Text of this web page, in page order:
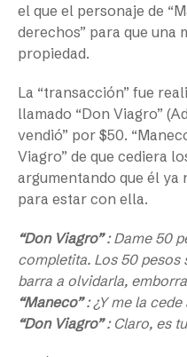
el que el personaje de
derechos” para que una
propiedad.
La “transacción” fue
llamado “Don Viagro”
vendió” por $50.
Viagro” de que cediera
argumentando que él ya
para estar con ella.
“Don Viagro”: Dame 50
completita. Los 50 pesos
barra a olvidarla,
“Maneco”: ¿Y me la cede
“Don Viagro”: Claro, es